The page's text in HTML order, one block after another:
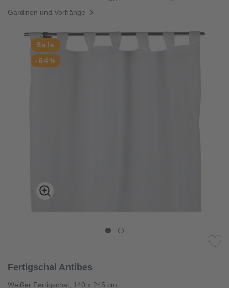
Gardinen und Vorhänge
Sale
-64%
Fertigschal Antibes
Weißer Fertigschal, 140 x 245 cm